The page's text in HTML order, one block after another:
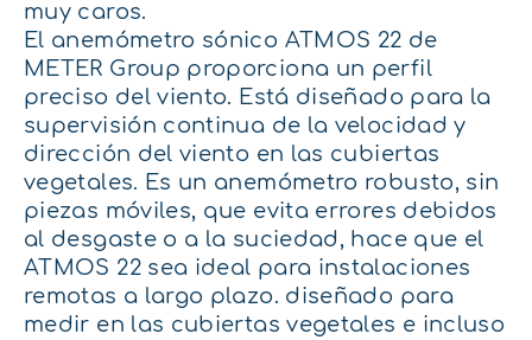
muy caros.
El anemómetro sónico ATMOS 22 de
METER Group proporciona un perfil
preciso del viento. Está diseñado para la
supervisión continua de la velocidad y
dirección del viento en las cubiertas
vegetales. Es un anemómetro robusto, sin
piezas móviles, que evita errores debidos
al desgaste o a la suciedad, hace que el
ATMOS 22 sea ideal para instalaciones
remotas a largo plazo. diseñado para
medir en las cubiertas vegetales e incluso